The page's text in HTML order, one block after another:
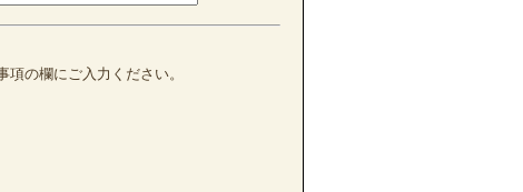
の欄にご入力ください。